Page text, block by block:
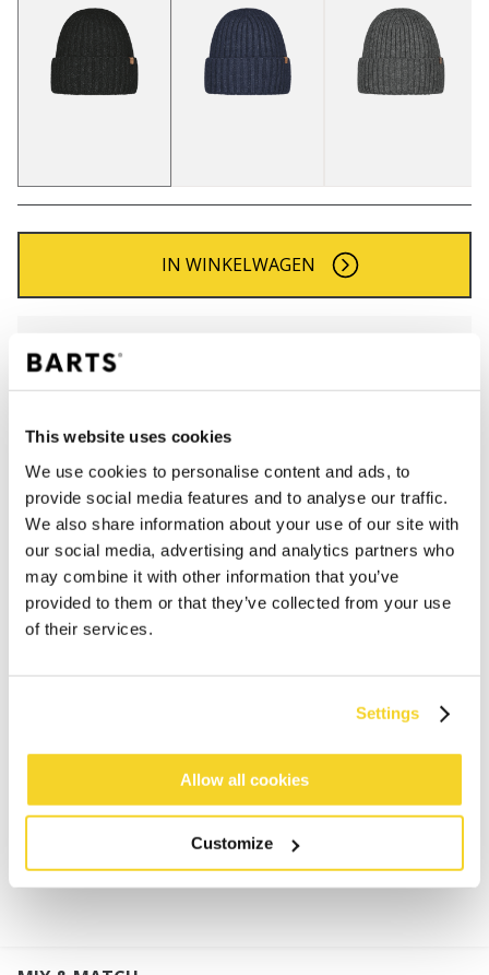
This website uses cookies
We use cookies to personalise content and ads, to
provide social media features and to analyse our traffic.
We also share information about your use of our site with
our social media, advertising and analytics partners who
may combine it with other information that you’ve
provided to them or that they’ve collected from your use
of their services.
Settings
Allow all cookies
Customize
IN WINKELWAGEN
worden geplaatst, worden dezelfde dag verzonden
Gratis verzending voor orders boven € 50,- binnen
BESCHRIJVING
Omslag muts voor heren
76% gerecycled polyester
Nauwsluitende pasvorm
Hoogte omslag: 8 cm
MATERIAAL EN DETAILS